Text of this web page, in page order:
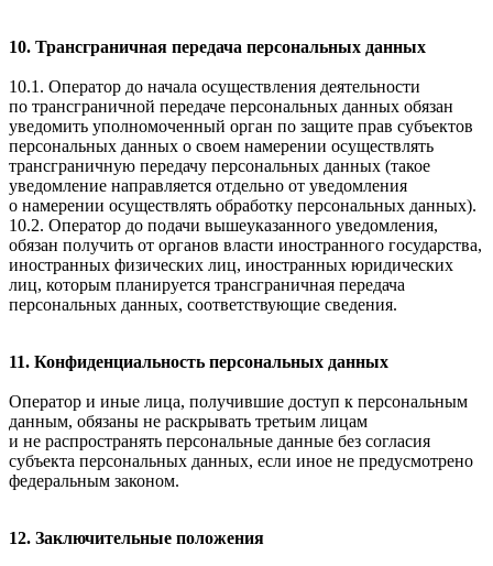
10. Трансграничная передача персональных данных
10.1. Оператор до начала осуществления деятельности
по трансграничной передаче персональных данных обязан
уведомить уполномоченный орган по защите прав субъектов
персональных данных о своем намерении осуществлять
трансграничную передачу персональных данных (такое
уведомление направляется отдельно от уведомления
о намерении осуществлять обработку персональных данных).
10.2. Оператор до подачи вышеуказанного уведомления,
обязан получить от органов власти иностранного государства,
иностранных физических лиц, иностранных юридических
лиц, которым планируется трансграничная передача
персональных данных, соответствующие сведения.
11. Конфиденциальность персональных данных
Оператор и иные лица, получившие доступ к персональным
данным, обязаны не раскрывать третьим лицам
и не распространять персональные данные без согласия
субъекта персональных данных, если иное не предусмотрено
федеральным законом.
12. Заключительные положения